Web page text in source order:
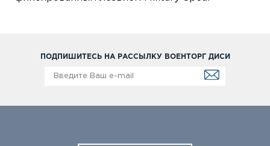
ПОДПИШИТЕСЬ НА РАССЫЛКУ ВОЕНТОРГ ДИСИ